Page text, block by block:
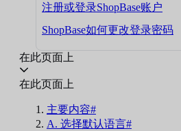
注册或登录ShopBase账户
ShopBase如何更改登录密码
在此页面上
在此页面上
主要内容#
A. 选择默认语言#